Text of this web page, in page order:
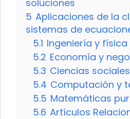
soluciones
5 Aplicaciones de la
sistemas de
5.1 Ingeniería y física
5.2 Economía y
5.3 Ciencias sociales
5.4 Computación y
5.5 Matemáticas
5.6 Artículos